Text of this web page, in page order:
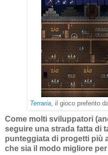
Terraria, il gioco preferito
Come molti sviluppatori
seguire una strada fatta di
punteggiata di progetti più
che sia il modo migliore